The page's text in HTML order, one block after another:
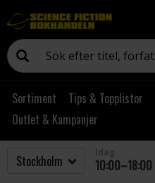
Sortiment Tips & Topplistor
Outlet & Kampanjer
10:00–18:00